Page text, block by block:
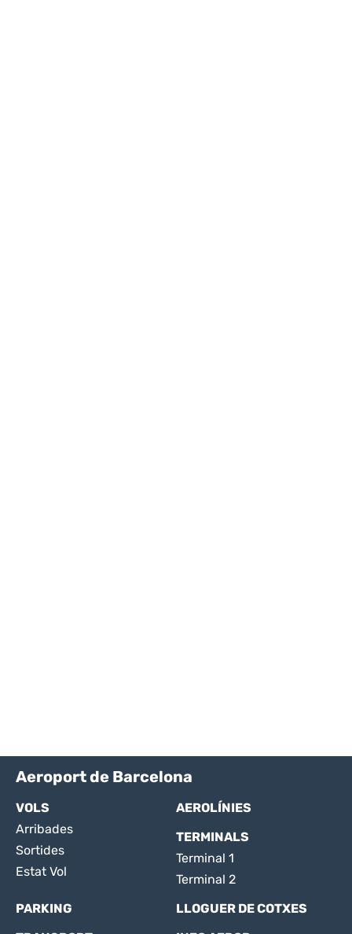
Aeroport de Barcelona
VOLS
Arribades
Sortides
Estat Vol
AEROLÍNIES
TERMINALS
Terminal 1
Terminal 2
PARKING
LLOGUER DE COTXES